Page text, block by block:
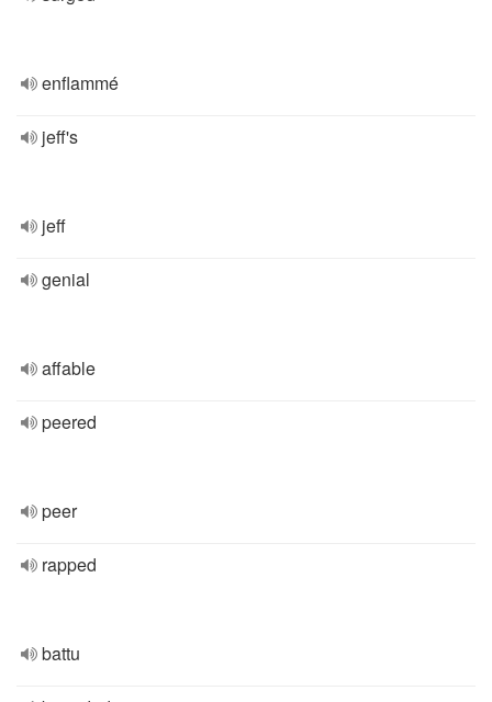
enflammé
jeff's
jeff
genial
affable
peered
peer
rapped
battu